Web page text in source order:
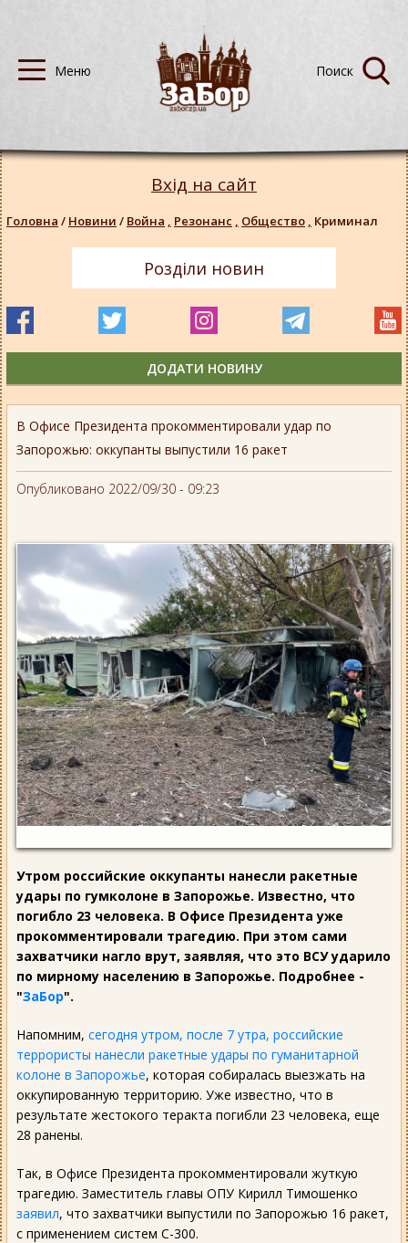
В Офисе Президента прокомментировали удар по
Запорожью: оккупанты выпустили 16 ракет
Опубликовано 2022/09/30 - 09:23
Утром российские оккупанты нанесли ракетные
удары по гумколоне в Запорожье. Известно, что
погибло 23 человека. В Офисе Президента уже
прокомментировали трагедию. При этом сами
захватчики нагло врут, заявляя, что это ВСУ ударило
по мирному населению в Запорожье. Подробнее -
"ЗаБор".
Напомним, сегодня утром, после 7 утра, российские
террористы нанесли ракетные удары по гуманитарной
колоне в Запорожье, которая собиралась выезжать на
оккупированную территорию. Уже известно, что в
результате жестокого теракта погибли 23 человека, еще
28 ранены.
Так, в Офисе Президента прокомментировали жуткую
трагедию. Заместитель главы ОПУ Кирилл Тимошенко
заявил, что захватчики выпустили по Запорожью 16 ракет,
с применением систем С-300.
Вхід на сайт
Головна / Новини / Война , Резонанс , Общество , Криминал
Розділи новин
ДОДАТИ НОВИНУ